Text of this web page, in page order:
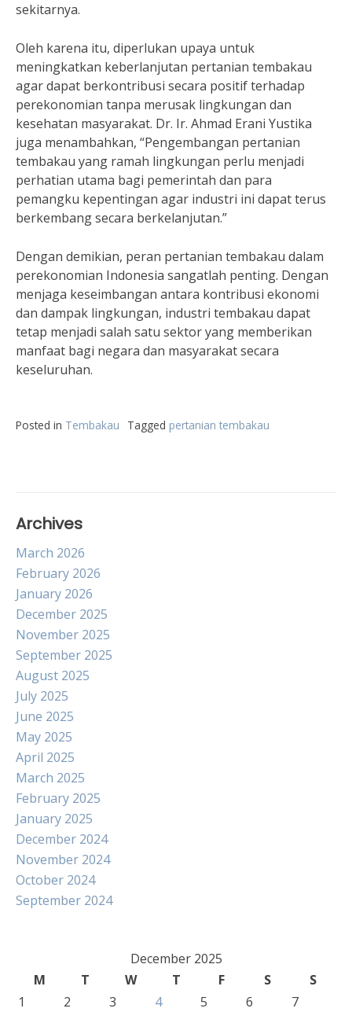
sekitarnya.
Oleh karena itu, diperlukan upaya untuk
meningkatkan keberlanjutan pertanian tembakau
agar dapat berkontribusi secara positif terhadap
perekonomian tanpa merusak lingkungan dan
kesehatan masyarakat. Dr. Ir. Ahmad Erani Yustika
juga menambahkan, “Pengembangan pertanian
tembakau yang ramah lingkungan perlu menjadi
perhatian utama bagi pemerintah dan para
pemangku kepentingan agar industri ini dapat terus
berkembang secara berkelanjutan.”
Dengan demikian, peran pertanian tembakau dalam
perekonomian Indonesia sangatlah penting. Dengan
menjaga keseimbangan antara kontribusi ekonomi
dan dampak lingkungan, industri tembakau dapat
tetap menjadi salah satu sektor yang memberikan
manfaat bagi negara dan masyarakat secara
keseluruhan.
Posted in Tembakau Tagged pertanian tembakau
Archives
March 2026
February 2026
January 2026
December 2025
November 2025
September 2025
August 2025
July 2025
June 2025
May 2025
April 2025
March 2025
February 2025
January 2025
December 2024
November 2024
October 2024
September 2024
December 2025
M
T W T F S
S
1
2 3 4 5 6
7